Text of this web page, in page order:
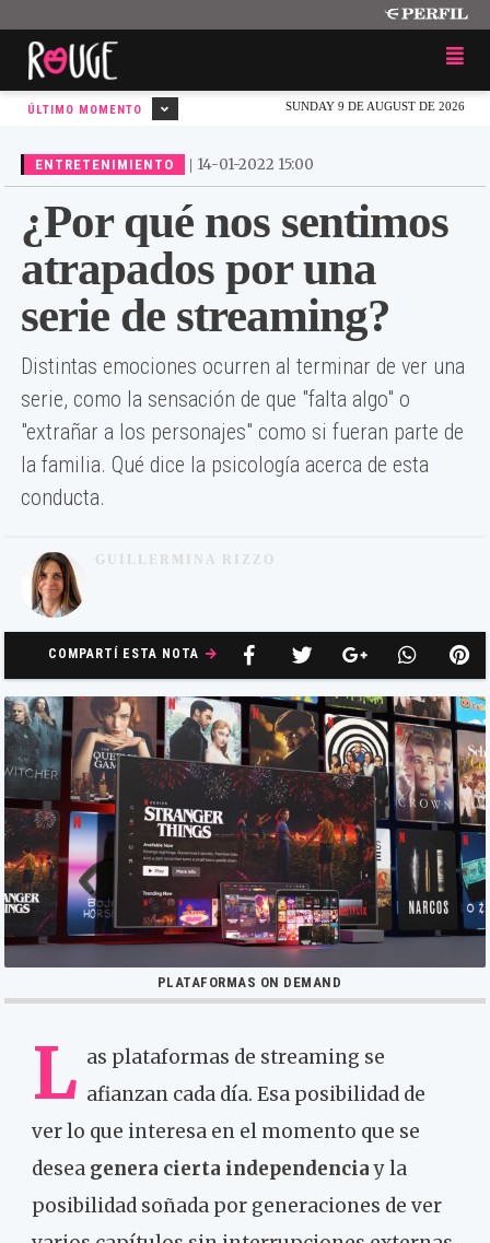
SUNDAY 9 DE AUGUST DE 2026
ÚLTIMO MOMENTO
ENTRETENIMIENTO | 14-01-2022 15:00
¿Por qué nos sentimos
atrapados por una
serie de streaming?
Distintas emociones ocurren al terminar de ver una
serie, como la sensación de que "falta algo" o
"extrañar a los personajes" como si fueran parte de
la familia. Qué dice la psicología acerca de esta
conducta.
GUILLERMINA RIZZO
COMPARTÍ ESTA NOTA
PLATAFORMAS ON DEMAND
L as plataformas de streaming se
afianzan cada día. Esa posibilidad de
ver lo que interesa en el momento que se
desea genera cierta independenciay la
posibilidad soñada por generaciones de ver